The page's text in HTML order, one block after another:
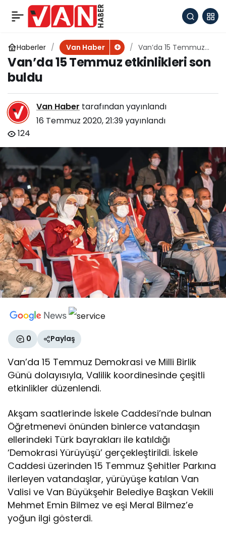
Haberler Van Haber
Van’da 15 Temmuz
etkinlikleri son buldu
Van’da 15 Temmuz etkinlikleri son
buldu
Van Haber tarafından yayınlandı
16 Temmuz 2020, 21:39yayınlandı
124
0 Paylaş
Van’da 15 Temmuz Demokrasi ve Milli Birlik
Günü dolayısıyla, Valilik koordinesinde çeşitli
etkinlikler düzenlendi.
Akşam saatlerinde İskele Caddesi’nde bulnan
Öğretmenevi önünden binlerce vatandaşın
ellerindeki Türk bayrakları ile katıldığı
‘Demokrasi Yürüyüşü’ gerçekleştirildi. İskele
Caddesi üzerinden 15 Temmuz Şehitler Parkına
ilerleyen vatandaşlar, yürüyüşe katılan Van
Valisi ve Van Büyükşehir Belediye Başkan Vekili
Mehmet Emin Bilmez ve eşi Meral Bilmez’e
yoğun ilgi gösterdi.
Van’da 15 Temmuz
etkinlikleri düzenlendi
Paylaş